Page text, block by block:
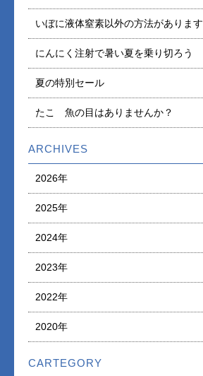
いぼに液体窒素以外の方法があります
にんにく注射で暑い夏を乗り切ろう
夏の特別セール
たこ 魚の目はありませんか？
ARCHIVES
2026年
2025年
2024年
2023年
2022年
2020年
CARTEGORY